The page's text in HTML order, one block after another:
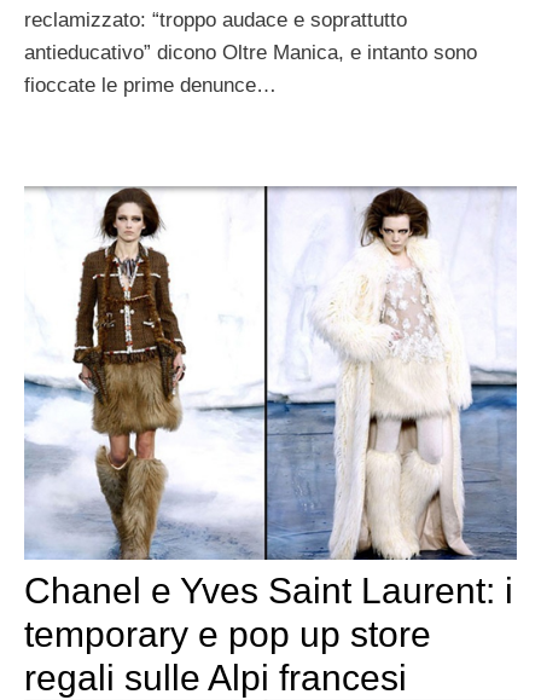
reclamizzato: “troppo audace e soprattutto
antieducativo” dicono Oltre Manica, e intanto sono
fioccate le prime denunce…
Chanel e Yves Saint Laurent: i
temporary e pop up store
regali sulle Alpi francesi